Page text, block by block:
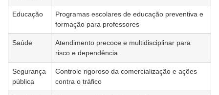
Educação
Programas escolares de educação preventiva e
formação para professores
Saúde
Atendimento precoce e multidisciplinar para
risco e dependência
Segurança
pública
Controle rigoroso da comercialização e ações
contra o tráfico